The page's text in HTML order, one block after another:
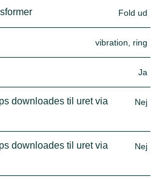
Fold ud
vibration, ring
Ja
downloades til uret via
Nej
downloades til uret via
Nej